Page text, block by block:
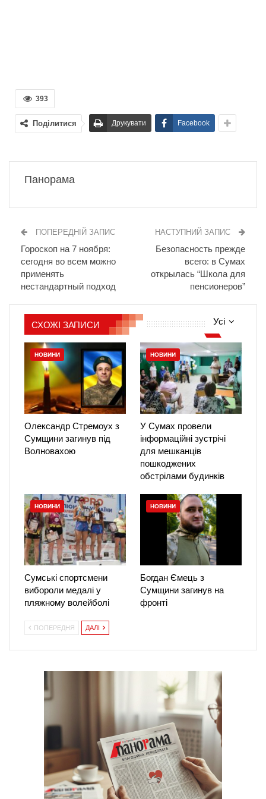
393
Поділитися Друкувати Facebook
Панорама
ПОПЕРЕДНІЙ ЗАПИС
Гороскоп на 7 ноября:
сегодня во всем можно
применять
нестандартный подход
НАСТУПНИЙ ЗАПИС
Безопасность прежде
всего: в Сумах
открылась “Школа для
пенсионеров”
Усі
СХОЖІ ЗАПИСИ
НОВИНИ
Олександр Стремоух з
Сумщини загинув під
Волновахою
НОВИНИ
У Сумах провели
інформаційні зустрічі
для мешканців
пошкоджених
обстрілами будинків
НОВИНИ
Сумські спортсмени
вибороли медалі у
пляжному волейболі
НОВИНИ
Богдан Ємець з
Сумщини загинув на
фронті
ПОПЕРЕДНЯ ДАЛІ